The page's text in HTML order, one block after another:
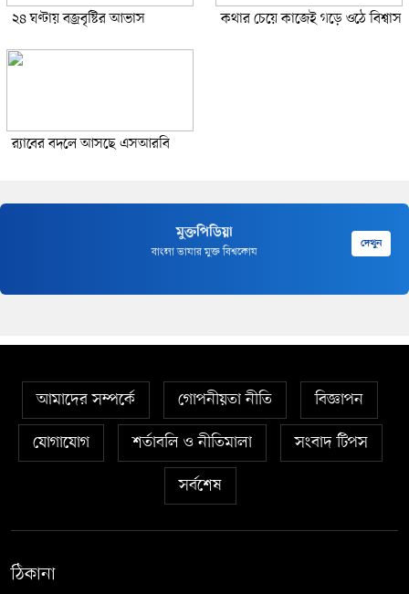
২৪ ঘণ্টায় বজ্রবৃষ্টির আভাস কথার চেয়ে কাজেই গড়ে ওঠে বিশ্বাস
র‍্যাবের বদলে আসছে এসআরবি
মুক্তপিডিয়া
বাংলা ভাষার মুক্ত বিশ্বকোষ
দেখুন
আমাদের সম্পর্কে গোপনীয়তা নীতি
বিজ্ঞাপন
যোগাযোগ
শর্তাবলি ও নীতিমালা
সংবাদ টিপস
সর্বশেষ
ঠিকানা